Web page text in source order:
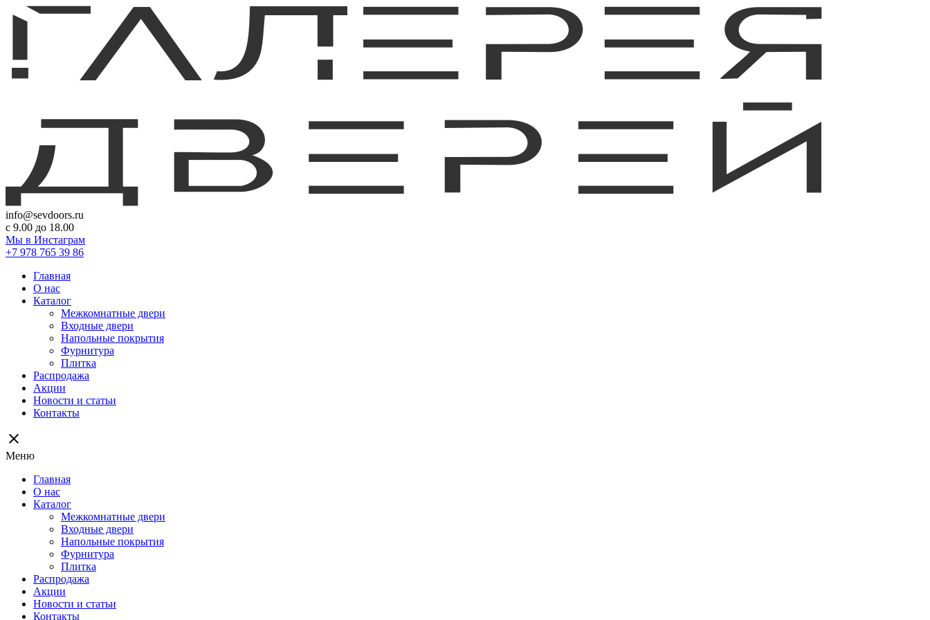
info@sevdoors.ru
c 9.00 до 18.00
Мы в Инстаграм
+7 978 765 39 86
Главная
О нас
Каталог
Межкомнатные двери
Входные двери
Напольные покрытия
Фурнитура
Плитка
Распродажа
Акции
Новости и статьи
Контакты
close
Меню
Главная
О нас
Каталог
Межкомнатные двери
Входные двери
Напольные покрытия
Фурнитура
Плитка
Распродажа
Акции
Новости и статьи
Контакты